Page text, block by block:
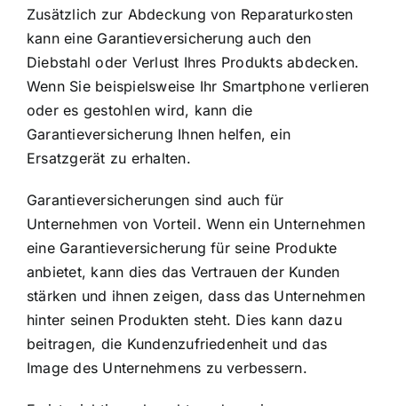
Zusätzlich zur Abdeckung von Reparaturkosten
kann eine Garantieversicherung auch den
Diebstahl oder Verlust Ihres Produkts abdecken.
Wenn Sie beispielsweise Ihr Smartphone verlieren
oder es gestohlen wird, kann die
Garantieversicherung Ihnen helfen, ein
Ersatzgerät zu erhalten.
Garantieversicherungen sind auch für
Unternehmen von Vorteil. Wenn ein Unternehmen
eine Garantieversicherung für seine Produkte
anbietet, kann dies das Vertrauen der Kunden
stärken und ihnen zeigen, dass das Unternehmen
hinter seinen Produkten steht. Dies kann dazu
beitragen, die Kundenzufriedenheit und das
Image des Unternehmens zu verbessern.